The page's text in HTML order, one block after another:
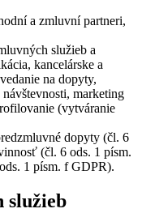
a zmluvní partneri,
služieb a
kancelárske a
na dopyty,
marketing
(vytváranie
dopyty (čl. 6
(čl. 6 ods. 1 písm.
1 písm. f GDPR).
služieb